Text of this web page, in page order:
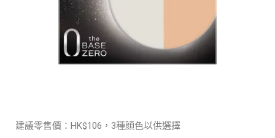
建議零售價：HK$106，3種顔色以供選擇